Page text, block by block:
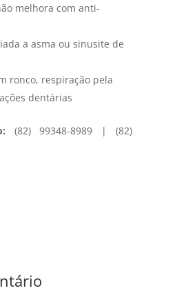
melhora com anti-
a asma ou sinusite de
ronco, respiração pela
dentárias
(82) 99348-8989 | (82)